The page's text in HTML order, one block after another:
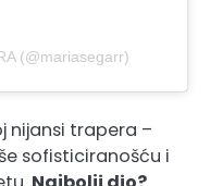
(@mariasegarr)
nijansi trapera –
sofisticiranošću i